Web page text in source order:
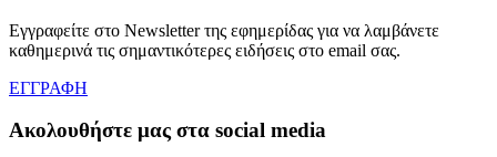
Εγγραφείτε στο Newsletter της εφημερίδας για να λαμβάνετε
καθημερινά τις σημαντικότερες ειδήσεις στο email σας.
ΕΓΓΡΑΦΗ
Ακολουθήστε μας στα social media